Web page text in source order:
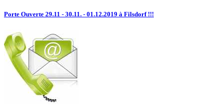
Porte Ouverte 29.11 - 30.11. - 01.12.2019 à Filsdorf !!!